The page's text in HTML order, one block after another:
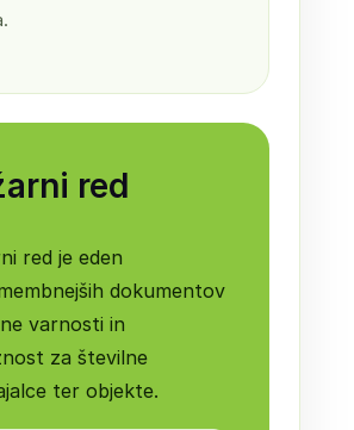
red
red je eden
dokumentov
varnosti in
za številne
ter objekte.